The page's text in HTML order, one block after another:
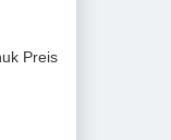
Preis